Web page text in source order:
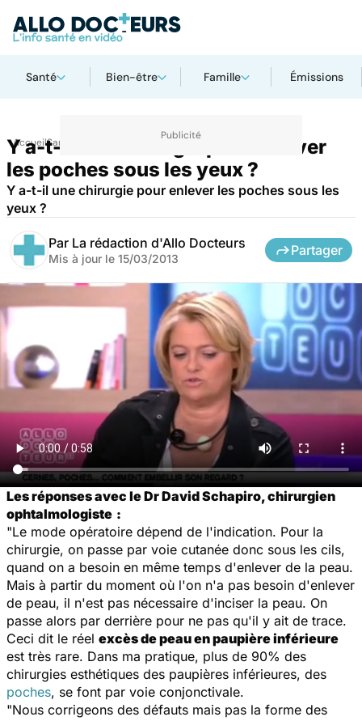
Santé Bien-être Famille Émissions
AccueilSanté
Y a-t-il une chirurgie pour enlever
les poches sous les yeux ?
Y a-t-il une chirurgie pour enlever les poches sous les
yeux ?
Par La rédaction d'Allo Docteurs
Mis à jour le 15/03/2013
Partager
Les réponses avec le Dr David Schapiro, chirurgien
ophtalmologiste :
"Le mode opératoire dépend de l'indication. Pour la
chirurgie, on passe par voie cutanée donc sous les cils,
quand on a besoin en même temps d'enlever de la peau.
Mais à partir du moment où l'on n'a pas besoin d'enlever
de peau, il n'est pas nécessaire d'inciser la peau. On
passe alors par derrière pour ne pas qu'il y ait de trace.
Ceci dit le réel excès de peau en paupière inférieure
est très rare. Dans ma pratique, plus de 90% des
chirurgies esthétiques des paupières inférieures, des
poches, se font par voie conjonctivale.
"Nous corrigeons des défauts mais pas la forme des